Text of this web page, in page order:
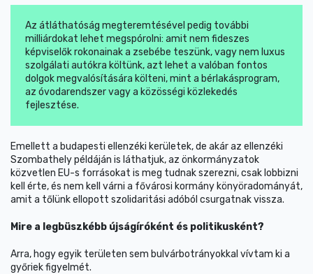
Az átláthatóság megteremtésével pedig további
milliárdokat lehet megspórolni: amit nem fideszes
képviselők rokonainak a zsebébe teszünk, vagy nem luxus
szolgálati autókra költünk, azt lehet a valóban fontos
dolgok megvalósítására költeni, mint a bérlakásprogram,
az óvodarendszer vagy a közösségi közlekedés
fejlesztése.
Emellett a budapesti ellenzéki kerületek, de akár az ellenzéki
Szombathely példáján is láthatjuk, az önkormányzatok
közvetlen EU-s forrásokat is meg tudnak szerezni, csak lobbizni
kell érte, és nem kell várni a fővárosi kormány könyöradományát,
amit a tőlünk ellopott szolidaritási adóból csurgatnak vissza.
Mire a legbüszkébb újságíróként és politikusként?
Arra, hogy egyik területen sem bulvárbotrányokkal vívtam ki a
győriek figyelmét.